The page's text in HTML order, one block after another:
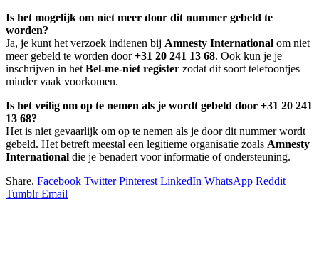
Is het mogelijk om niet meer door dit nummer gebeld te
worden?
Ja, je kunt het verzoek indienen bij Amnesty International om niet
meer gebeld te worden door+31 20 241 13 68. Ook kun je je
inschrijven in het Bel-me-niet register zodat dit soort telefoontjes
minder vaak voorkomen.
Is het veilig om op te nemen als je wordt gebeld door +31 20 241
13 68?
Het is niet gevaarlijk om op te nemen als je door dit nummer wordt
gebeld. Het betreft meestal een legitieme organisatie zoals Amnesty
International die je benadert voor informatie of ondersteuning.
Share. Facebook Twitter Pinterest LinkedIn WhatsApp Reddit
Tumblr Email